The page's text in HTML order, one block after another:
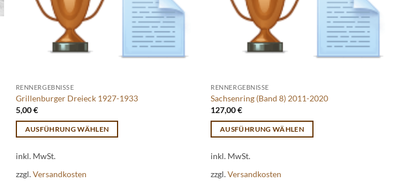
RENNERGEBNISSE
Grillenburger Dreieck 1927-1933
5,00€
AUSFÜHRUNG WÄHLEN
Produkt
weist
inkl. MwSt.
zzgl.Versandkosten
RENNERGEBNISSE
Sachsenring (Band 8) 2011-2020
127,00€
AUSFÜHRUNG WÄHLEN
Produkt
weist
inkl. MwSt.
zzgl.Versandkosten